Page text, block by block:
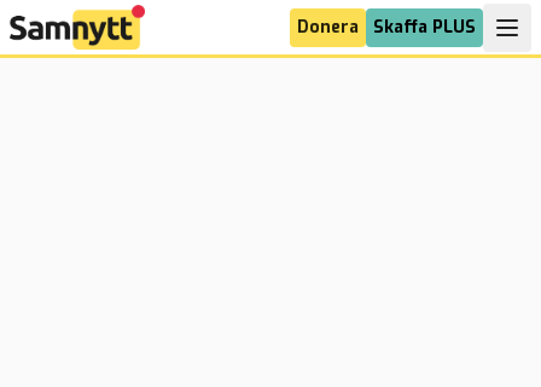
Donera Skaffa PLUS